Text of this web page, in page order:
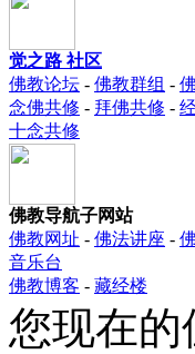
觉之路 社区
佛教论坛 - 佛教群组 -
念佛共修 - 拜佛共修 -
十念共修
佛教导航子网站
佛教网址 - 佛法讲座 -
音乐台
佛教博客 - 藏经楼
您现在的